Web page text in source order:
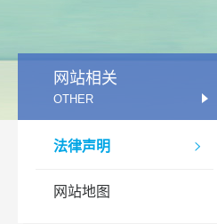
网站相关
OTHER

法律声明
网站地图